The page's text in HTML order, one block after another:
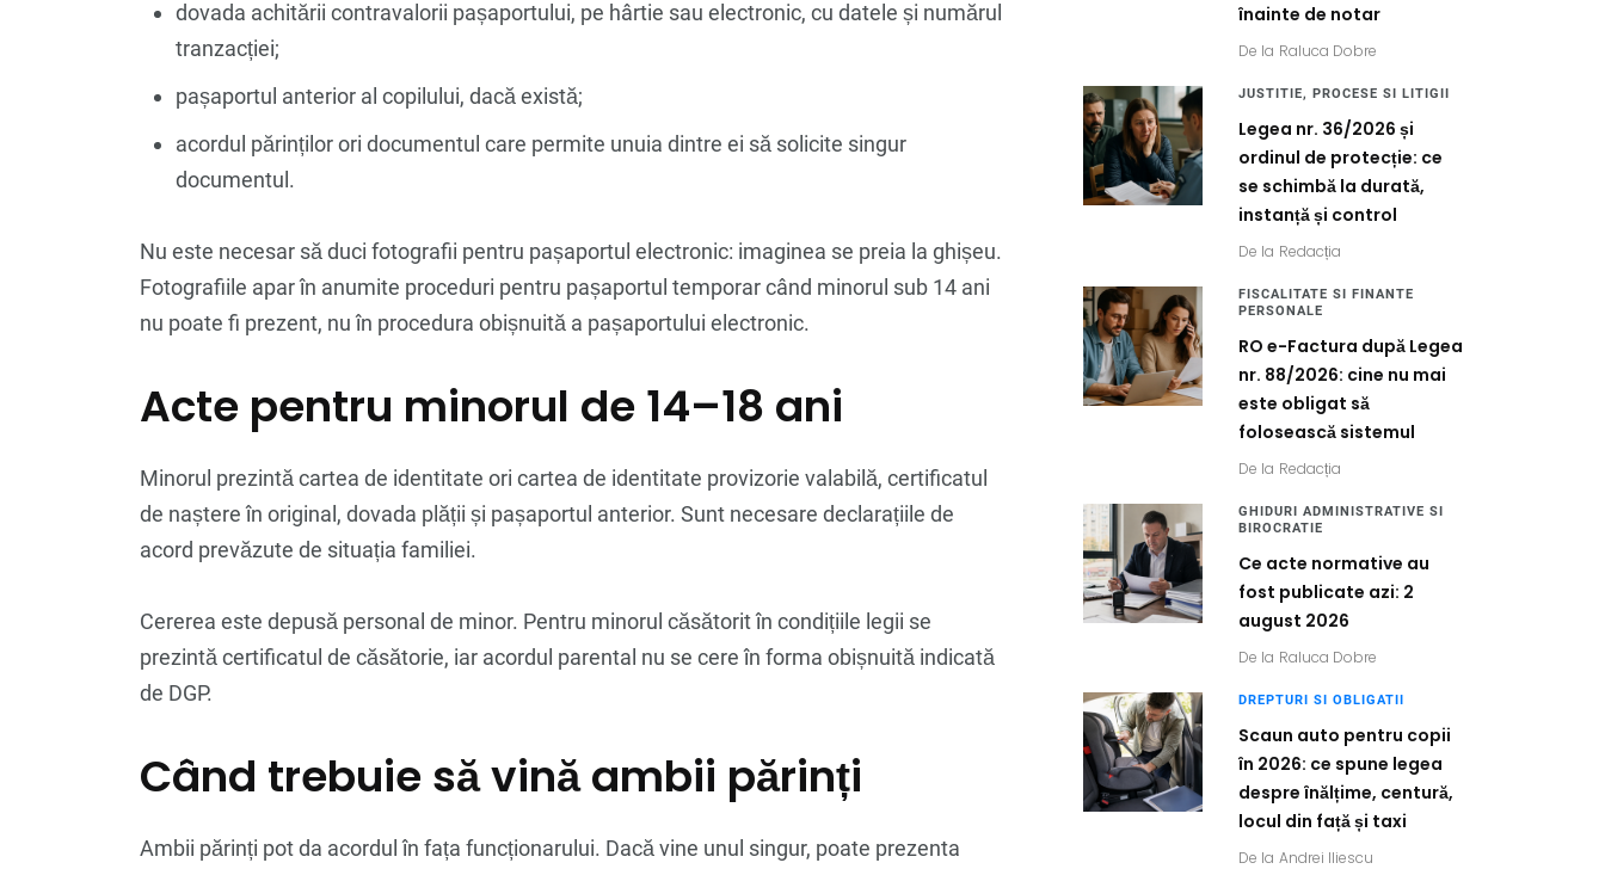
dovada achitării contravalorii pașaportului, pe hârtie sau electronic, cu datele și numărul
tranzacției;
pașaportul anterior al copilului, dacă există;
acordul părinților ori documentul care permite unuia dintre ei să solicite singur
documentul.
Nu este necesar să duci fotografii pentru pașaportul electronic: imaginea se preia la ghișeu.
Fotografiile apar în anumite proceduri pentru pașaportul temporar când minorul sub 14 ani
nu poate fi prezent, nu în procedura obișnuită a pașaportului electronic.
Acte pentru minorul de 14–18 ani
Minorul prezintă cartea de identitate ori cartea de identitate provizorie valabilă, certificatul
de naștere în original, dovada plății și pașaportul anterior. Sunt necesare declarațiile de
acord prevăzute de situația familiei.
Cererea este depusă personal de minor. Pentru minorul căsătorit în condițiile legii se
prezintă certificatul de căsătorie, iar acordul parental nu se cere în forma obișnuită indicată
de DGP.
Când trebuie să vină ambii părinți
Ambii părinți pot da acordul în fața funcționarului. Dacă vine unul singur, poate prezenta
înainte de notar
De la Raluca Dobre
JUSTITIE, PROCESE SI LITIGII
Legea nr. 36/2026 și
ordinul de protecție: ce
se schimbă la durată,
instanță și control
De la Redacția
FISCALITATE SI FINANTE
PERSONALE
RO e-Factura după Legea
nr. 88/2026: cine nu mai
este obligat să
folosească sistemul
De la Redacția
GHIDURI ADMINISTRATIVE SI
BIROCRATIE
Ce acte normative au
fost publicate azi: 2
august 2026
De la Raluca Dobre
DREPTURI SI OBLIGATII
Scaun auto pentru copii
în 2026: ce spune legea
despre înălțime, centură,
locul din față și taxi
De la Andrei Iliescu